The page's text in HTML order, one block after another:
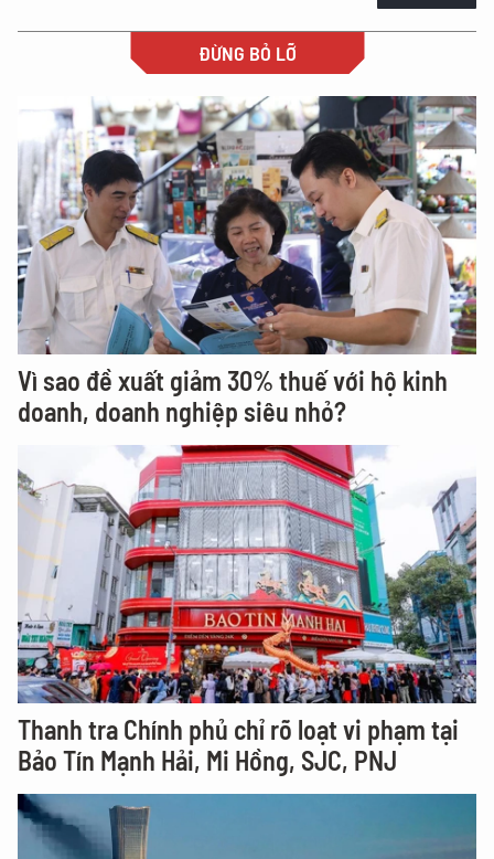
ĐỪNG BỎ LỠ
Vì sao đề xuất giảm 30% thuế với hộ kinh
doanh, doanh nghiệp siêu nhỏ?
Thanh tra Chính phủ chỉ rõ loạt vi phạm tại
Bảo Tín Mạnh Hải, Mi Hồng, SJC, PNJ